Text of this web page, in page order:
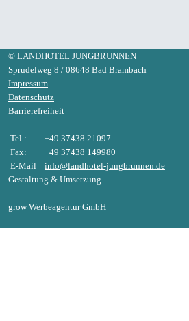
© LANDHOTEL JUNGBRUNNEN
Sprudelweg 8 / 08648 Bad Brambach
Impressum
Datenschutz
Barrierefreiheit
Tel.:
+49 37438 21097
Fax:
+49 37438 149980
E-Mail
info@landhotel-jungbrunnen.de
Gestaltung & Umsetzung
grow Werbeagentur GmbH